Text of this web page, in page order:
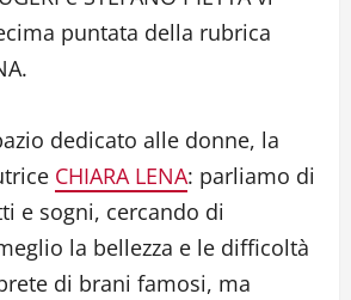
puntata della rubrica
dedicato alle donne, la
CHIARA LENA: parliamo di
e sogni, cercando di
la bellezza e le difficoltà
di brani famosi, ma